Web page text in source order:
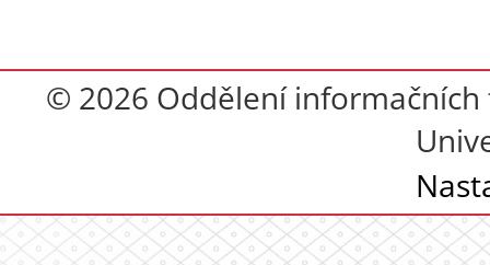
© 2026 Oddělení